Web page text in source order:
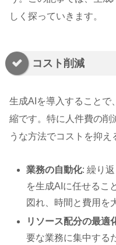
しく探っていきます。
コスト削減
生成AIを導入することで
縮です。特に人件費の削
うな方法でコストを抑え
業務の自動化: 繰り
を生成AIに任せるこ
図れ、時間と費用を
リソース配分の最適
要な業務に集中する